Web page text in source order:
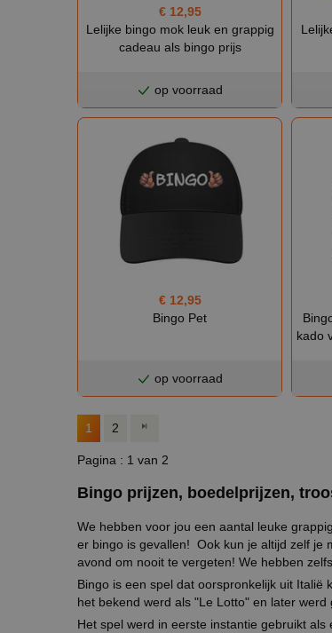
€ 12,95
Lelijke bingo mok leuk en grappig
cadeau als bingo prijs
op voorraad
€ 12,95
Bingo Pet
op voorraad
kado
1 2
Pagina : 1 van 2
Bingo prijzen, boedelprijzen,
We hebben voor jou een aantal leuke
er bingo is gevallen! Ook kun je altijd zelf je
avond om nooit te vergeten! We hebben
Bingo is een spel dat oorspronkelijk uit
het bekend werd als "Le Lotto" en later
Het spel werd in eerste instantie gebruikt